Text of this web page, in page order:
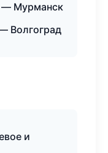
— Мурманск
Волгоград
и